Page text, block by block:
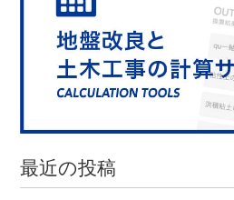
最近の投稿